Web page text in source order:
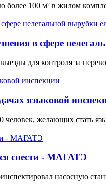
100 м² в жилом
в сфере
для контроля за
языковой
человек, желающих стать
снести - МАГАТЭ
насосную